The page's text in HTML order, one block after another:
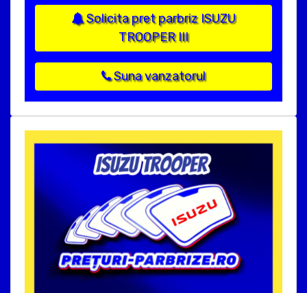
Solicita pret parbriz ISUZU
TROOPER III
Suna vanzatorul